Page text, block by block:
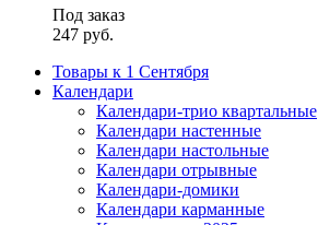
Под заказ
247 руб.
Товары к 1 Сентября
Календари
Календари-трио квартальные
Календари настенные
Календари настольные
Календари отрывные
Календари-домики
Календари карманные